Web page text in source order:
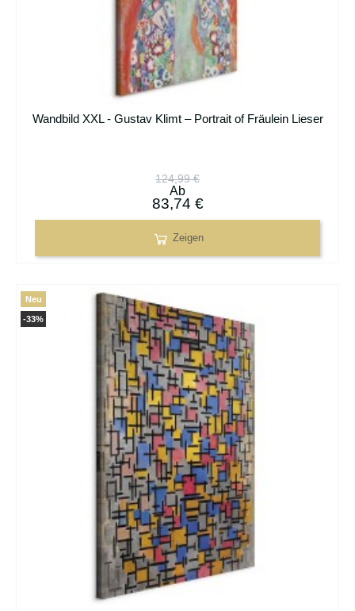
Wandbild XXL - Gustav Klimt – Portrait of Fräulein Lieser
124,99 €
Ab
83,74 €
Zeigen
-33%
Neu